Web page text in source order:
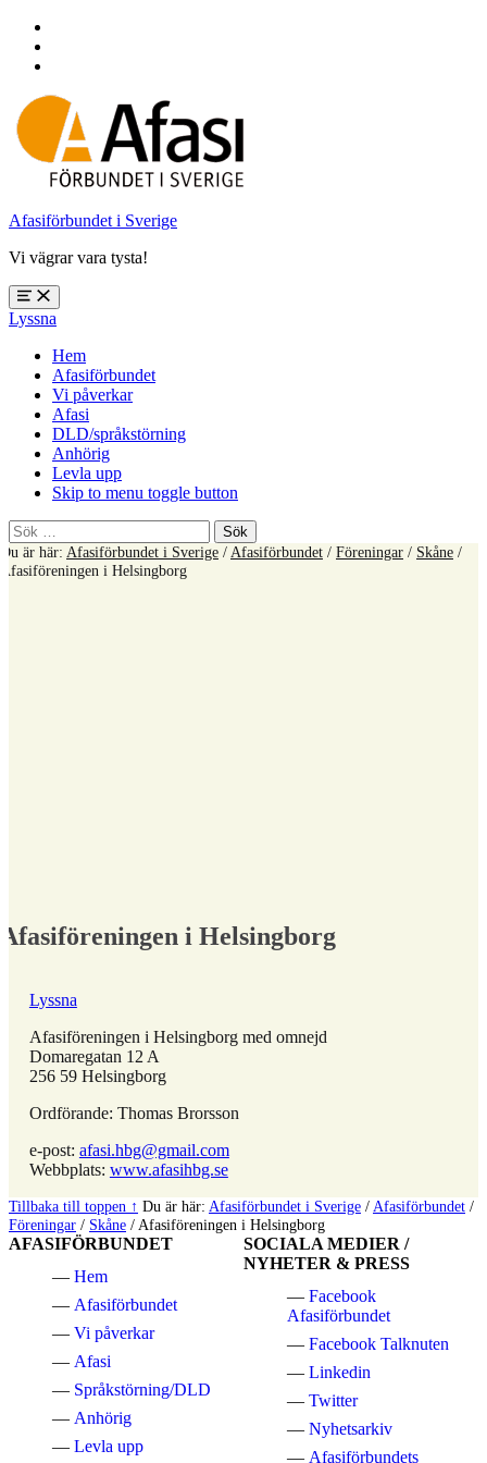
sidfoten
Afasiförbundet i Sverige
Vi vägrar vara tysta!
Öppna
meny:
%s
Lyssna
Hem
Afasiförbundet
Vi påverkar
Afasi
DLD/språkstörning
Anhörig
Levla upp
Skip to menu toggle button
Sök
efter:
Du är här: Afasiförbundet i Sverige /Afasiförbundet / Föreningar / Skåne /
Afasiföreningen i Helsingborg
Afasiföreningen i Helsingborg
Lyssna
Afasiföreningen i Helsingborg med omnejd
Domaregatan 12 A
256 59 Helsingborg
Ordförande: Thomas Brorsson
e-post: afasi.hbg@gmail.com
Webbplats: www.afasihbg.se
Hoppa
tillbaka
till
Tillbaka till toppen ↑ Du är här: Afasiförbundet i Sverige / Afasiförbundet /
Föreningar / Skåne / Afasiföreningen i Helsingborg
AFASIFÖRBUNDET
Hem
Afasiförbundet
Vi påverkar
Afasi
Språkstörning/DLD
Anhörig
Levla upp
SOCIALA MEDIER /
NYHETER & PRESS
Facebook
Afasiförbundet
Facebook Talknuten
Linkedin
Twitter
Nyhetsarkiv
Afasiförbundets